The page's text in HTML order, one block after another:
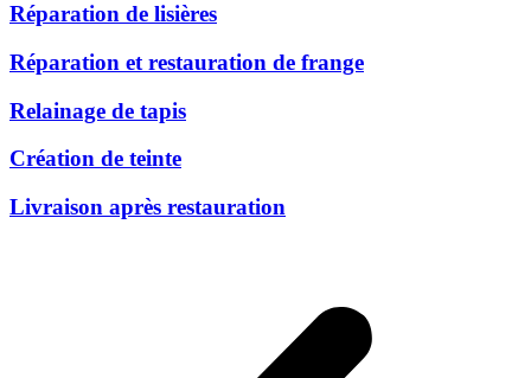
Réparation de lisières
Réparation et restauration de frange
Relainage de tapis
Création de teinte
Livraison après restauration